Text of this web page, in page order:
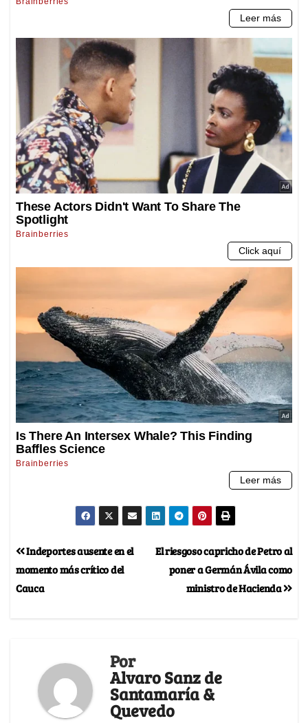
El riesgoso capricho de Petro al
poner a Germán Ávila como
ministro de Hacienda
Indeportes ausente en el
momento más crítico del
Cauca
Por
Alvaro Sanz de
Santamaría &
Quevedo